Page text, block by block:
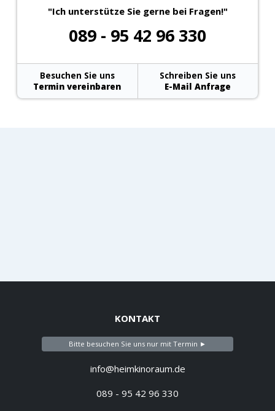
"Ich unterstütze Sie gerne bei Fragen!"
089 - 95 42 96 330
Besuchen Sie uns
Termin vereinbaren
Schreiben Sie uns
E-Mail Anfrage
KONTAKT
Bitte besuchen Sie uns nur mit Termin ►
info@heimkinoraum.de
089 - 95 42 96 330